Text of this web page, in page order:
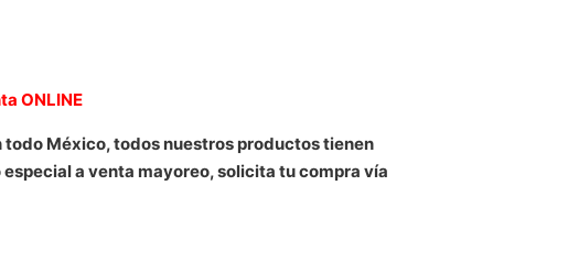
ONLINE
todo México, todos nuestros productos tienen
a venta mayoreo, solicita tu compra vía